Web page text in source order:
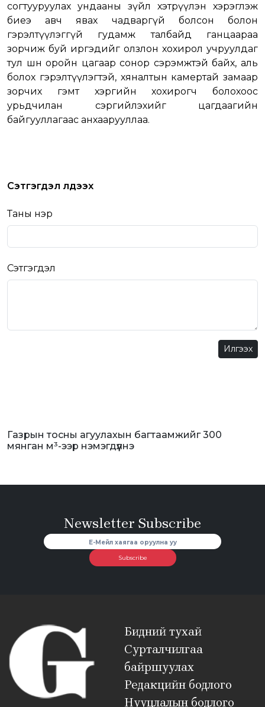
согтууруулах ундааны зүйл хэтрүүлэн хэрэглэж
биеэ авч явах чадваргүй болсон болон
гэрэлтүүлэггүй гудамж талбайд ганцаараа
зорчиж буй иргэдийг олзлон хохирол учруулдаг
тул шөнө оройн цагаар сонор сэрэмжтэй байх, аль
болох гэрэлтүүлэгтэй, хяналтын камертай замаар
зорчих гэмт хэргийн хохирогч болохоос
урьдчилан сэргийлэхийг цагдаагийн
байгууллагаас анхаарууллаа.
Сэтгэгдэл үлдээх
Таны нэр
Сэтгэгдэл
Илгээх
Газрын тосны агуулахын багтаамжийг 300
мянган м³-ээр нэмэгдүүлнэ
Newsletter Subscribe
Subscribe
Бидний тухай
Сурталчилгаа
байршуулах
Редакцийн бодлого
Нууцлалын бодлого